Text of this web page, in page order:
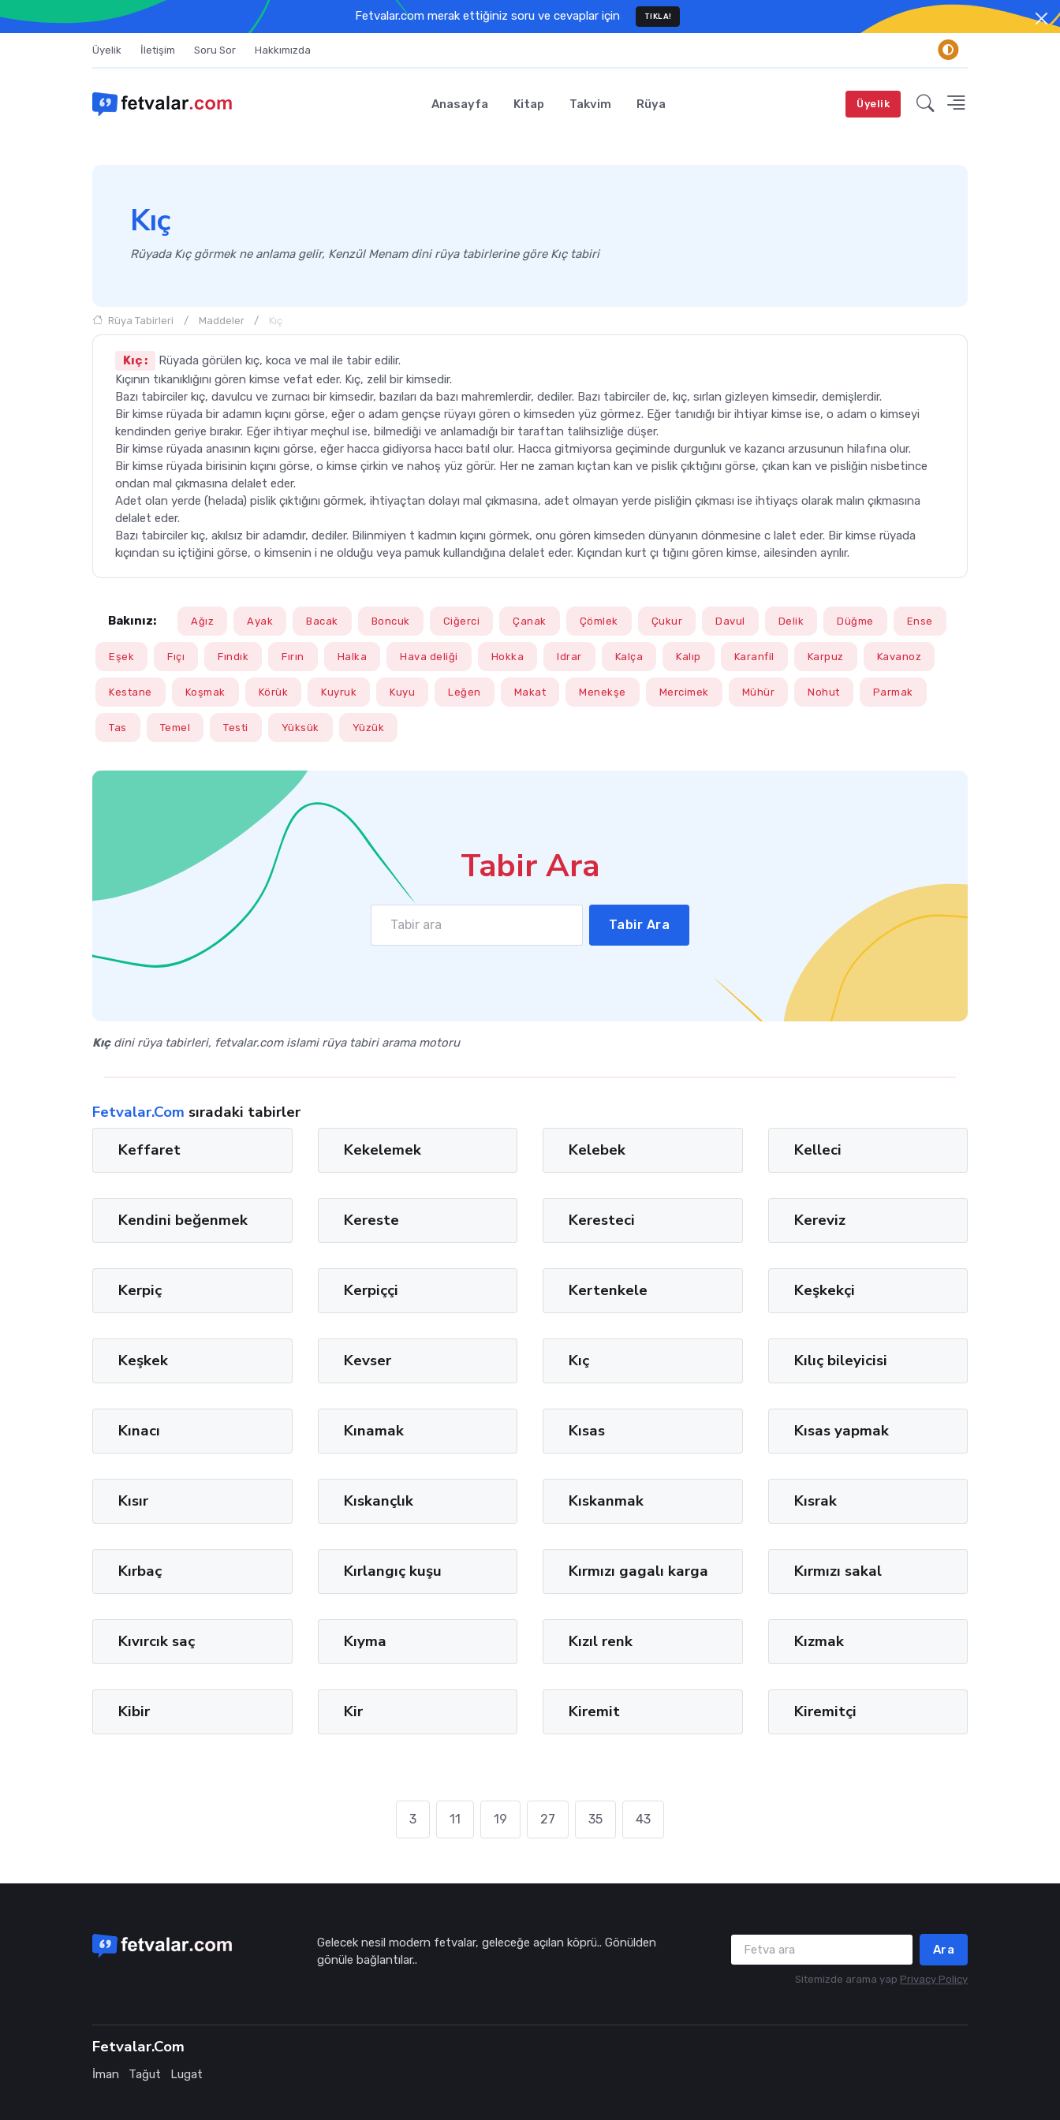
Fetvalar.com merak ettiğiniz soru ve cevaplar için TIKLA!
Üyelik İletişim Soru Sor Hakkımızda
Anasayfa Kitap Takvim Rüya Üyelik
Kıç
Rüyada Kıç görmek ne anlama gelir, Kenzül Menam dini rüya tabirlerine göre Kıç tabiri
Rüya Tabirleri Maddeler Kıç
Kıç :
Rüyada görülen kıç, koca ve mal ile tabir edilir.
Kıçının tıkanıklığını gören kimse vefat eder. Kıç, zelil bir kimsedir.
Bazı tabirciler kıç, davulcu ve zurnacı bir kimsedir, bazıları da bazı mahremlerdir, dediler. Bazı tabirciler de, kıç, sırlan gizleyen kimsedir, demişlerdir.
Bir kimse rüyada bir adamın kıçını görse, eğer o adam gençse rüyayı gören o kimseden yüz görmez. Eğer tanıdığı bir ihtiyar kimse ise, o adam o kimseyi
kendinden geriye bırakır. Eğer ihtiyar meçhul ise, bilmediği ve anlamadığı bir taraftan talihsizliğe düşer.
Bir kimse rüyada anasının kıçını görse, eğer hacca gidiyorsa haccı batıl olur. Hacca gitmiyorsa geçiminde durgunluk ve kazancı arzusunun hilafına olur.
Bir kimse rüyada birisinin kıçını görse, o kimse çirkin ve nahoş yüz görür. Her ne zaman kıçtan kan ve pislik çıktığını görse, çıkan kan ve pisliğin nisbetince
ondan mal çıkmasına delalet eder.
Adet olan yerde (helada) pislik çıktığını görmek, ihtiyaçtan dolayı mal çıkmasına, adet olmayan yerde pisliğin çıkması ise ihtiyaçs olarak malın çıkmasına
delalet eder.
Bazı tabirciler kıç, akılsız bir adamdır, dediler. Bilinmiyen t kadmın kıçını görmek, onu gören kimseden dünyanın dönmesine c lalet eder. Bir kimse rüyada
kıçından su içtiğini görse, o kimsenin i ne olduğu veya pamuk kullandığına delalet eder. Kıçından kurt çı tığını gören kimse, ailesinden ayrılır.
Bakınız: Ağız Ayak Bacak Boncuk Ciğerci Çanak Çömlek Çukur Davul Delik Düğme Ense
Eşek Fıçı Fındık Fırın Halka Hava deliği Hokka Idrar Kalça Kalıp Karanfil Karpuz Kavanoz
Kestane Koşmak Körük Kuyruk Kuyu Leğen Makat Menekşe Mercimek Mühür Nohut Parmak
Tas Temel Testi Yüksük Yüzük
Tabir Ara
Tabir Ara
Kıçdini rüya tabirleri, fetvalar.com islami rüya tabiri arama motoru
Fetvalar.Com sıradaki tabirler
Keffaret
Kekelemek Kelebek Kelleci
Kendini beğenmek Kereste Keresteci Kereviz
Kerpiç Kerpiççi Kertenkele Keşkekçi
Keşkek Kevser Kıç Kılıç bileyicisi
Kınacı Kınamak Kısas Kısas yapmak
Kısır Kıskançlık Kıskanmak Kısrak
Kırbaç Kırlangıç kuşu Kırmızı gagalı karga Kırmızı sakal
Kıvırcık saç Kıyma Kızıl renk Kızmak
Kibir Kir Kiremit Kiremitçi
3 11 19 27 35 43
Gelecek nesil modern fetvalar, geleceğe açılan köprü.. Gönülden
gönüle bağlantılar..
Ara
Sitemizde arama yap Privacy Policy
Fetvalar.Com
İman Tağut Lugat